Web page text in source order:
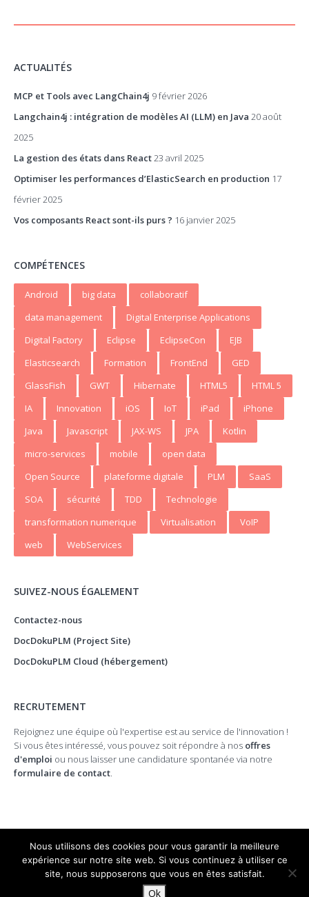
ACTUALITÉS
MCP et Tools avec LangChain4j 9 février 2026
Langchain4j : intégration de modèles AI (LLM) en Java 20 août
2025
La gestion des états dans React23 avril 2025
Optimiser les performances d’ElasticSearch en production 17
février 2025
Vos composants React sont-ils purs ? 16 janvier 2025
COMPÉTENCES
Android big data
collaboratif
data management
Digital Enterprise Applications
Digital Factory
Eclipse EclipseCon
EJB
Elasticsearch
Formation FrontEnd
GED
GlassFish
GWT Hibernate HTML5
HTML 5
IA
Innovation iOS IoT iPad
iPhone
Java
Javascript JAX-WS JPA
Kotlin
micro-services
mobile
open data
Open Source
plateforme digitale PLM
SaaS
SOA
sécurité TDD
Technologie
transformation numerique
Virtualisation
VoIP
web
WebServices
SUIVEZ-NOUS ÉGALEMENT
Contactez-nous
DocDokuPLM (Project Site)
DocDokuPLM Cloud (hébergement)
RECRUTEMENT
Rejoignez une équipe où l'expertise est au service de l'innovation !
Si vous êtes intéressé, vous pouvez soit répondre à nos offres
d'emploi ou nous laisser une candidature spontanée via notre
formulaire de contact.
© 2026 DocDoku.
Nous utilisons des cookies pour vous garantir la meilleure
expérience sur notre site web. Si vous continuez à utiliser ce
site, nous supposerons que vous en êtes satisfait.
Ok